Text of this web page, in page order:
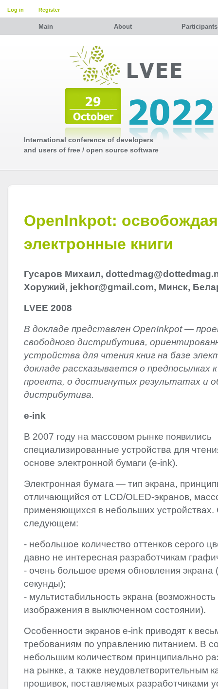
Log in Register
Main About Participants
International conference of developers
and users of free / open source software
OpenInkpot: освобождая
электронные книги
Гусаров Михаил,
Хоружий, jekhor@gmail.com, Минск,
LVEE 2008
В докладе представлен OpenInkpot —
свободного дистрибутива,
устройства для чтения книг на базе
докладе рассказывается о предпосылках
проекта, о достигнутых результатах и
дистрибутива.
e-ink
В 2007 году на массовом рынке появились
специализированные устройства для
основе электронной бумаги (e-ink).
Электронная бумага — тип экрана,
отличающийся от LCD/OLED-экранов,
применяющихся в небольших устройствах.
следующем:
- небольшое количество оттенков серого
давно не интересная разработчикам
- очень большое время обновления экрана
секунды);
- мультистабильность экрана
изображения в выключенном состоянии).
Особенности экранов e-ink приводят к
требованиям по управлению питанием. В
небольшим количеством принципиально
на рынке, а также неудовлетворительным
прошивок, поставляемых разработчиками